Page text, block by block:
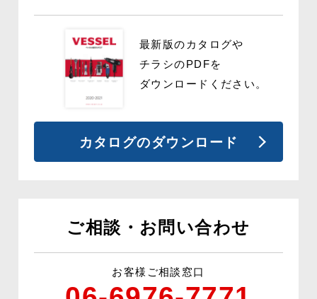
最新版のカタログや
チラシのPDFを
ダウンロードください。
カタログのダウンロード
ご相談・お問い合わせ
お客様ご相談窓口